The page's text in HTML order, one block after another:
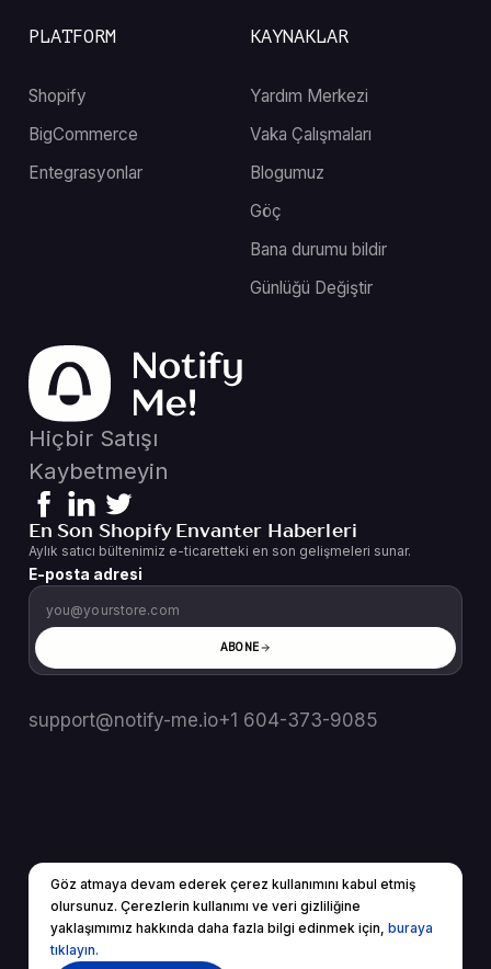
Göz atmaya devam ederek çerez kullanımını kabul etmiş
olursunuz. Çerezlerin kullanımı ve veri gizliliğine
yaklaşımımız hakkında daha fazla bilgi edinmek için, buraya
tıklayın.
KAYNAKLAR
Yardım Merkezi
Vaka Çalışmaları
Blogumuz
Göç
Bana durumu bildir
Günlüğü Değiştir
PLATFORM
Shopify
BigCommerce
Entegrasyonlar
Hiçbir Satışı
Kaybetmeyin
En Son Shopify Envanter Haberleri
Aylık satıcı bültenimiz e-ticaretteki en son gelişmeleri sunar.
E-posta adresi
ABONE
support@notify-me.io+1 604-373-9085
TR
© 2025 Tüm Hakları Saklıdır.